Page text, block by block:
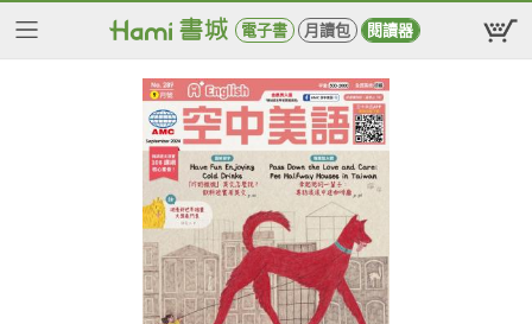
電子書 月讀包 閱讀器